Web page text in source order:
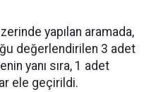
yapılan aramada,
değerlendirilen 3 adet
yanı sıra, 1 adet
ele geçirildi.